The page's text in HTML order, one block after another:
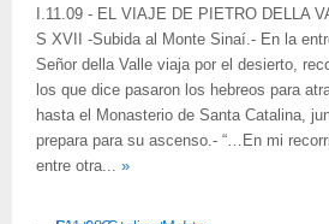
I.11.09 - EL VIAJE DE PIETRO DELLA
S XVII -Subida al Monte Sinaí.- En la
Señor della Valle viaja por el desierto,
los que dice pasaron los hebreos para
hasta el Monasterio de Santa Catalina,
prepara para su ascenso.- “…En mi
entre otra... »